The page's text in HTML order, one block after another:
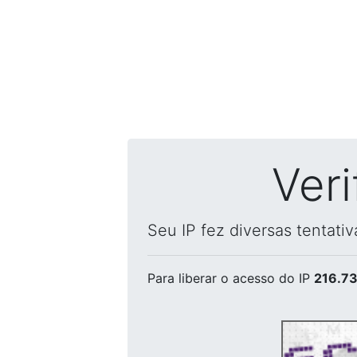
Seu IP fez diversas
Para liberar o acesso do IP